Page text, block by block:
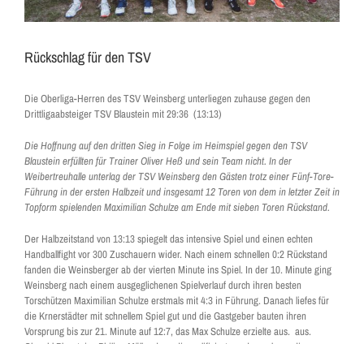
Rückschlag für den TSV
Die Oberliga-Herren des TSV Weinsberg unterliegen zuhause gegen den
Drittligaabsteiger TSV Blaustein mit 29:36 (13:13)
Die Hoffnung auf den dritten Sieg in Folge im Heimspiel gegen den TSV
Blaustein erfüllten für Trainer Oliver Heß und sein Team nicht. In der
Weibertreuhalle unterlag der TSV Weinsberg den Gästen trotz einer Fünf-Tore-
Führung in der ersten Halbzeit und insgesamt 12 Toren von dem in letzter Zeit in
Topform spielenden Maximilian Schulze am Ende mit sieben Toren Rückstand.
Der Halbzeitstand von 13:13 spiegelt das intensive Spiel und einen echten
Handballfight vor 300 Zuschauern wider. Nach einem schnellen 0:2 Rückstand
fanden die Weinsberger ab der vierten Minute ins Spiel. In der 10. Minute ging
Weinsberg nach einem ausgeglichenen Spielverlauf durch ihren besten
Torschützen Maximilian Schulze erstmals mit 4:3 in Führung. Danach liefes für
die Krnerstädter mit schnellem Spiel gut und die Gastgeber bauten ihren
Vorsprung bis zur 21. Minute auf 12:7, das Max Schulze erzielte aus. aus.